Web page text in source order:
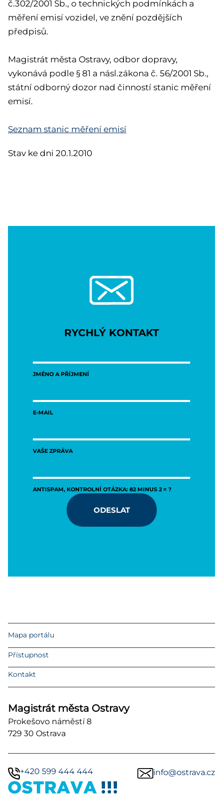
č.302/2001 Sb., o technických podmínkách a
měření emisí vozidel, ve znění pozdějších
předpisů.
Magistrát města Ostravy, odbor dopravy,
vykonává podle § 81 a násl.zákona č. 56/2001 Sb.,
státní odborný dozor nad činností stanic měření
emisí.
Seznam stanic měření emisí
Stav ke dni 20.1.2010
RYCHLÝ KONTAKT
JMÉNO A PŘÍJMENÍ
E-MAIL
VAŠE ZPRÁVA
ANTISPAM, KONTROLNÍ OTÁZKA: 82 MINUS 2 = ?
ODESLAT
Mapa portálu
Přístupnost
Kontakt
Magistrát města Ostravy
Prokešovo náměstí 8
729 30 Ostrava
+420 599 444 444 info@ostrava.cz